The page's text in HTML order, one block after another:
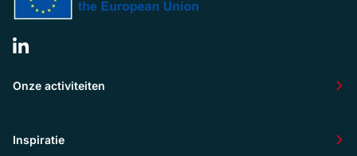
Onze activiteiten
Inspiratie